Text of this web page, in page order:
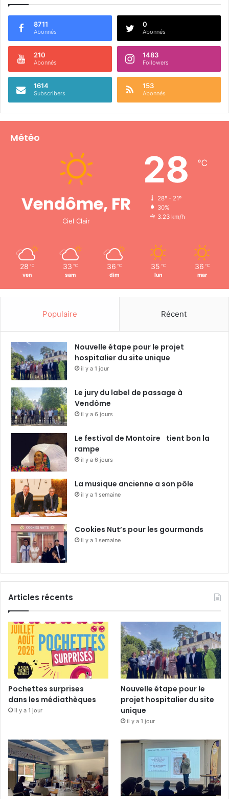
8711
Abonnés
0
Abonnés
210
Abonnés
1483
Followers
1614
Subscribers
153
Abonnés
Météo
Vendôme, FR
Ciel Clair
28 ℃
28º - 21º
30%
3.23 km/h
28 ℃
ven
33 ℃
sam
36 ℃
dim
35 ℃
lun
36 ℃
mar
Populaire Récent
Nouvelle étape pour le projet
hospitalier du site unique
il y a 1 jour
Le jury du label de passage à
Vendôme
il y a 6 jours
Le festival de Montoire tient bon la
rampe
il y a 6 jours
La musique ancienne a son pôle
il y a 1 semaine
Cookies Nut’s pour les gourmands
il y a 1 semaine
Articles récents
Pochettes surprises
dans les médiathèques
il y a 1 jour
Nouvelle étape pour le
projet hospitalier du site
unique
il y a 1 jour